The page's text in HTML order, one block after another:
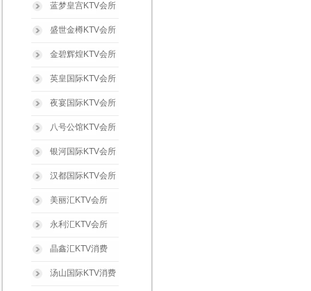
蓝梦皇宫KTV会所
盛世金樽KTV会所
金碧辉煌KTV会所
英皇国际KTV会所
夜宴国际KTV会所
八号公馆KTV会所
银河国际KTV会所
汉都国际KTV会所
美丽汇KTV会所
永利汇KTV会所
晶鑫汇KTV消费
汤山国际KTV消费